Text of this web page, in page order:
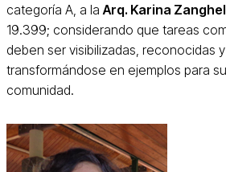
categoría A, a la Arq. Karina
19.399; considerando que tareas
deben ser visibilizadas, reconocidas
transformándose en ejemplos para
comunidad.